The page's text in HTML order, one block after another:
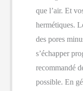
que l’air. Et
hermétiques.
des pores
s’échapper
recommandé
possible. En